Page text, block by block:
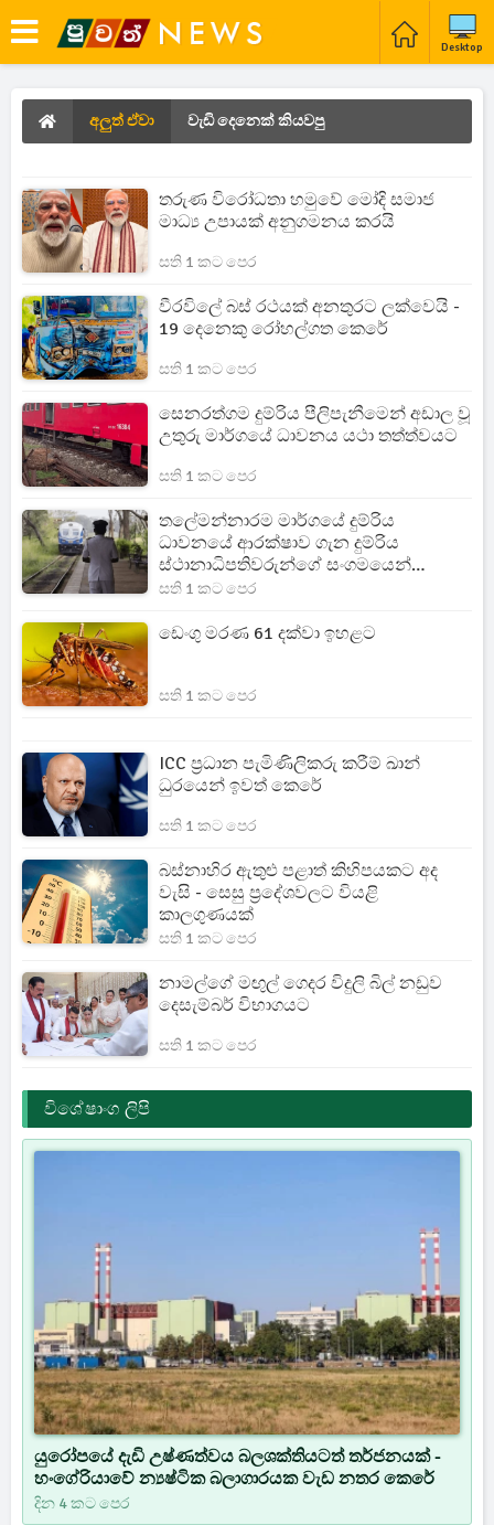
Desktop
අලුත් ඒවා වැඩි දෙනෙක් කියවපු
තරුණ විරෝධතා හමුවේ මෝදි සමාජ
මාධ්‍ය උපායක් අනුගමනය කරයි
සති 1 කට පෙර
වීරවිලේ බස් රථයක් අනතුරට ලක්වෙයි -
19 දෙනෙකු රෝහල්ගත කෙරේ
සති 1 කට පෙර
සෙනරත්ගම දුම්රිය පීලිපැනීමෙන් අඩාල වූ
උතුරු මාර්ගයේ ධාවනය යථා තත්ත්වයට
සති 1 කට පෙර
තලේමන්නාරම මාර්ගයේ දුම්රිය
ධාවනයේ ආරක්ෂාව ගැන දුම්රිය
ස්ථානාධිපතිවරුන්ගේ සංගමයෙන්
චෝදනා
සති 1 කට පෙර
ඩෙංගු මරණ 61 දක්වා ඉහළට
සති 1 කට පෙර
ICC ප්‍රධාන පැමිණිලිකරු කරීම් ඛාන්
ධුරයෙන් ඉවත් කෙරේ
සති 1 කට පෙර
බස්නාහිර ඇතුළු පළාත් කිහිපයකට අද
වැසි - සෙසු ප්‍රදේශවලට වියළි
කාලගුණයක්
සති 1 කට පෙර
නාමල්ගේ මඟුල් ගෙදර විදුලි බිල් නඩුව
දෙසැම්බර් විභාගයට
සති 1 කට පෙර
විශේෂාංග ලිපි
යුරෝපයේ දැඩි උෂ්ණත්වය බලශක්තියටත් තර්ජනයක් -
හංගේරියාවේ න්‍යෂ්ටික බලාගාරයක වැඩ නතර කෙරේ
දින 4 කට පෙර